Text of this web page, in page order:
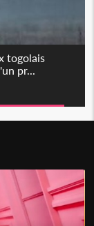
togolais
pr...